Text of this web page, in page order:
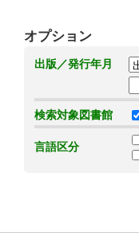
オプション
出版／発行年月
検索対象図書館
言語区分